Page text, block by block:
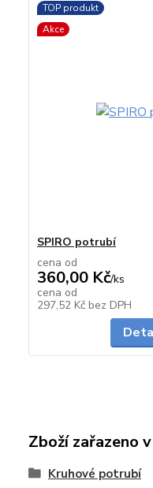
TOP produkt
Akce
SPIRO potrubí
cena od
360,00 Kč/ks
cena od
297,52 Kč bez DPH
Zboží zařazeno
Kruhové potrubí